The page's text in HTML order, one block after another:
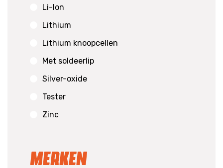
Li-Ion
Lithium
Lithium knoopcellen
Met soldeerlip
Silver-oxide
Tester
Zinc
Merken